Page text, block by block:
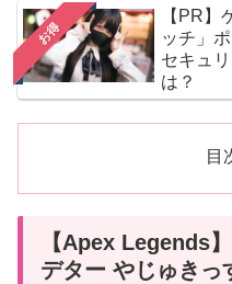
お得
【PR】
ッチ」
セキュ
は？
目
【Apex Legends
デター やじゅきっ